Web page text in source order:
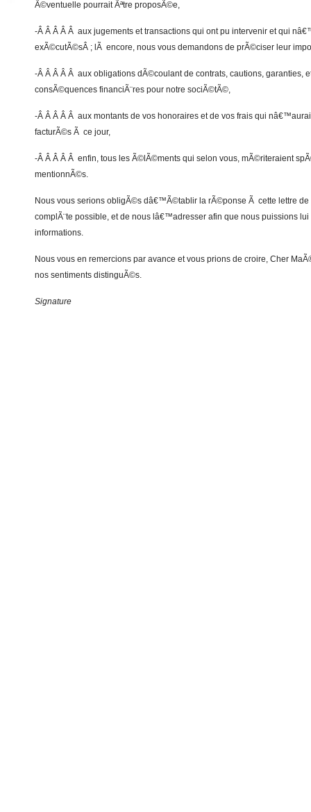
Ã©ventuelle pourrait Ãªtre proposÃ©e,
-Â Â Â Â Â aux jugements et transactions qui ont pu intervenir et qui
exÃ©cutÃ©sÂ ; lÃ encore, nous vous demandons de prÃ©ciser leur
-Â Â Â Â Â aux obligations dÃ©coulant de contrats, cautions, garanties,
consÃ©quences financiÃ¨res pour notre sociÃ©tÃ©,
-Â Â Â Â Â aux montants de vos honoraires et de vos frais qui
facturÃ©s Ã ce jour,
-Â Â Â Â Â enfin, tous les Ã©lÃ©ments qui selon vous, mÃ©riteraient
mentionnÃ©s.
Nous vous serions obligÃ©s dâ€™Ã©tablir la rÃ©ponse Ã cette lettre de
complÃ¨te possible, et de nous lâ€™adresser afin que nous puissions
informations.
Nous vous en remercions par avance et vous prions de croire, Cher
nos sentiments distinguÃ©s.
Signature